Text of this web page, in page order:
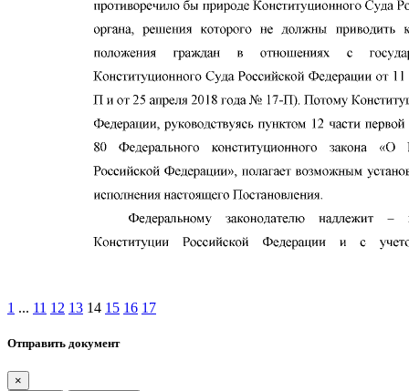
1 ... 11 12 13 14 15 16 17
Отправить документ
×